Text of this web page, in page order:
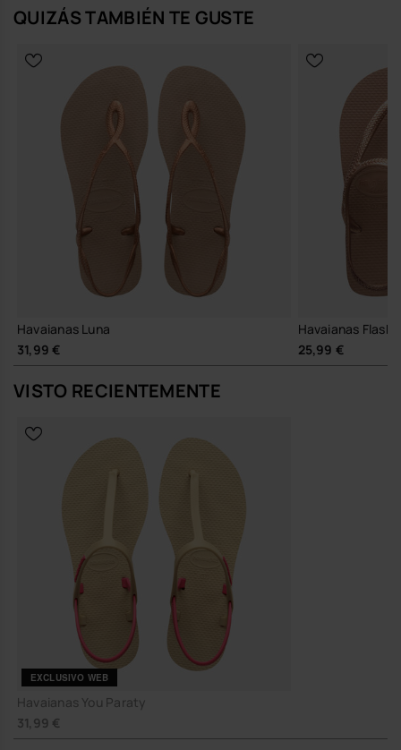
QUIZÁS TAMBIÉN TE GUSTE
Havaianas Luna
31,99 €
Havaianas Flash
25,99 €
VISTO RECIENTEMENTE
EXCLUSIVO WEB
Havaianas You Paraty
31,99 €